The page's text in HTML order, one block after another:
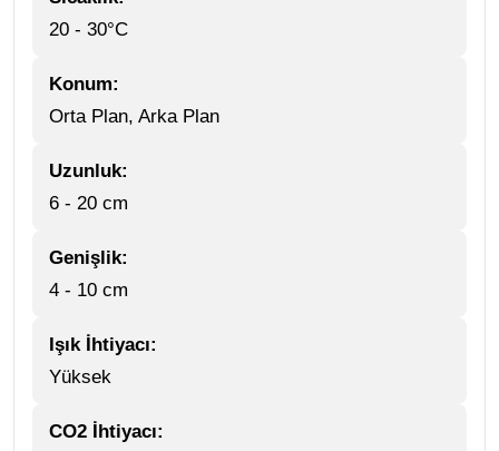
20 - 30°C
Konum:
Orta Plan, Arka Plan
Uzunluk:
6 - 20 cm
Genişlik:
4 - 10 cm
Işık İhtiyacı:
Yüksek
CO2 İhtiyacı: